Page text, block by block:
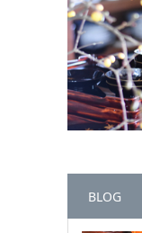
BLOG